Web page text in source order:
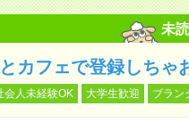
未読
カフェで登録しちゃ
会人未経験OK 大学生歓迎 ブラン